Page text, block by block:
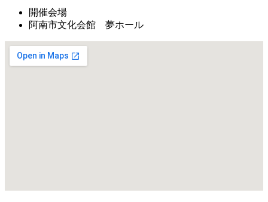
開催会場
阿南市文化会館 夢ホール